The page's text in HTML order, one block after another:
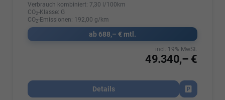
Verbrauch kombiniert:7,30 l/100km
CO2-Klasse: G
CO2-Emissionen: 192,00 g/km
ab 688,– € mtl.
49.340,– €
incl. 19% MwSt.
Details
Fahrzeug